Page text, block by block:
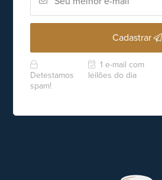
Cadastrar
Detestamos
spam!
1 e-mail com
leilões do dia